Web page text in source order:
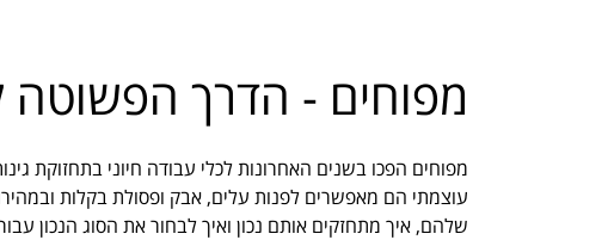
מפוחים - הדרך הפשוטה
מפוחים הפכו בשנים האחרונות לכלי עבודה חיוני בתחזוקת
עוצמתי הם מאפשרים לפנות עלים, אבק ופסולת בקלות
שלהם, איך מתחזקים אותם נכון ואיך לבחור את הסוג הנכון